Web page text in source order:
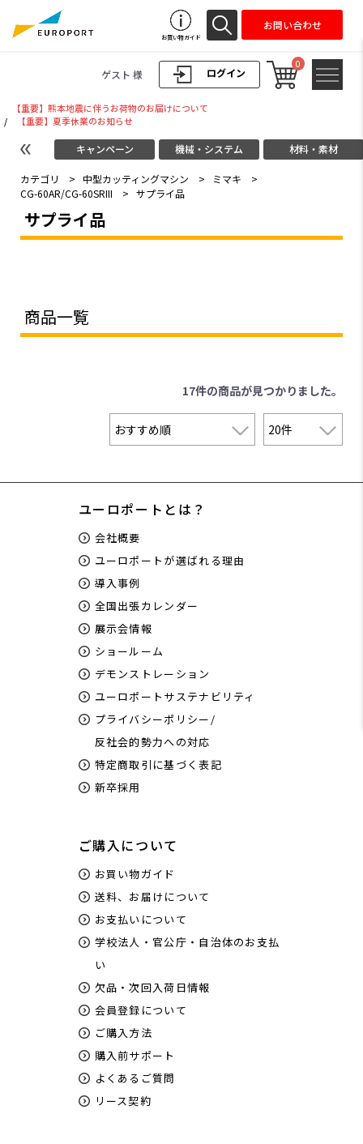
ログイン
ゲスト 様
0
お買い物ガイド
お問い合わせ
【重要】熊本地震に伴うお荷物のお届けについて
/
【重要】夏季休業のお知らせ
キャンペーン 機械・システム 材料・素材
カテゴリ > 中型カッティングマシン > ミマキ
>
CG-60AR/CG-60SRIII
> サプライ品
サプライ品
商品一覧
17件の商品が見つかりました。
ユーロポートとは？
会社概要
ユーロポートが選ばれる理由
導入事例
全国出張カレンダー
展示会情報
ショールーム
デモンストレーション
ユーロポートサステナビリティ
プライバシーポリシー/
反社会的勢力への対応
特定商取引に基づく表記
新卒採用
ご購入について
お買い物ガイド
送料、お届けについて
お支払いについて
学校法人・官公庁・自治体のお支払
い
欠品・次回入荷日情報
会員登録について
ご購入方法
購入前サポート
よくあるご質問
リース契約